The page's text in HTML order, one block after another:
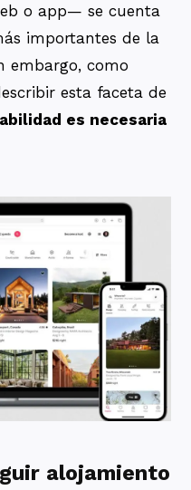
o app— se cuenta
importantes de la
embargo, como
esta faceta de
es necesaria
alojamiento